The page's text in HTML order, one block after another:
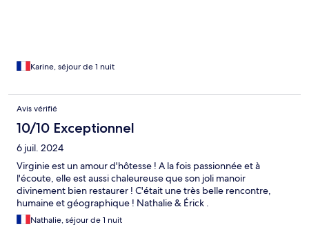
Karine, séjour de 1 nuit
Avis vérifié
10/10 Exceptionnel
6 juil. 2024
Virginie est un amour d'hôtesse ! A la fois passionnée et à
l'écoute, elle est aussi chaleureuse que son joli manoir
divinement bien restaurer ! C'était une très belle rencontre,
humaine et géographique ! Nathalie & Érick .
Nathalie, séjour de 1 nuit